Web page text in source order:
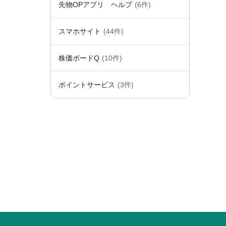
先物OPアプリ ヘルプ (6件)
スマホサイト (44件)
株価ボードQ (10件)
ポイントサービス (3件)